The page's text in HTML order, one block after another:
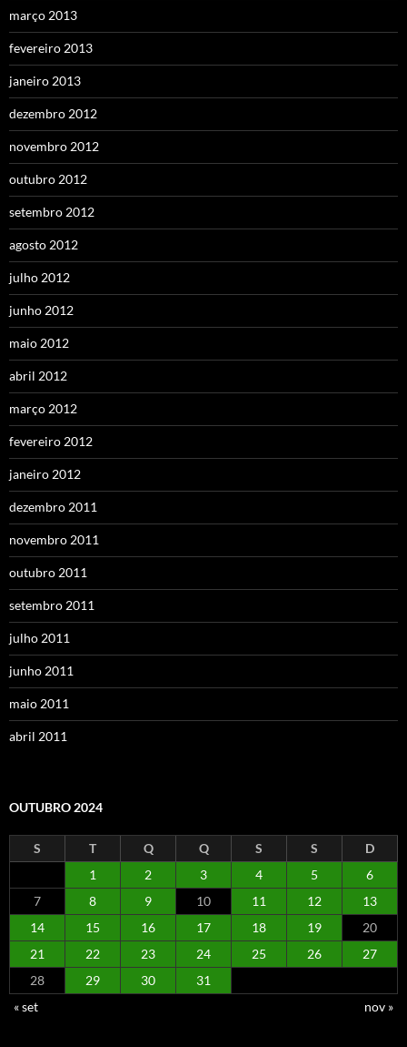
março 2013
fevereiro 2013
janeiro 2013
dezembro 2012
novembro 2012
outubro 2012
setembro 2012
agosto 2012
julho 2012
junho 2012
maio 2012
abril 2012
março 2012
fevereiro 2012
janeiro 2012
dezembro 2011
novembro 2011
outubro 2011
setembro 2011
julho 2011
junho 2011
maio 2011
abril 2011
OUTUBRO 2024
S T Q Q S S
D
1
2 3 4 5
6
7
8 9 10 11 12
13
14
15 16 17 18 19
20
21
22 23 24 25 26
27
28
29 30
31
« set
nov »